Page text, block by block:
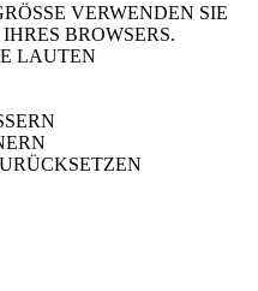
VERWENDEN SIE
BROWSERS.
LAUTEN